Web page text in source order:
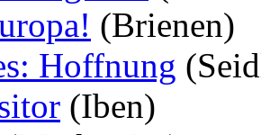
(Brienen)
Hoffnung
(Iben)